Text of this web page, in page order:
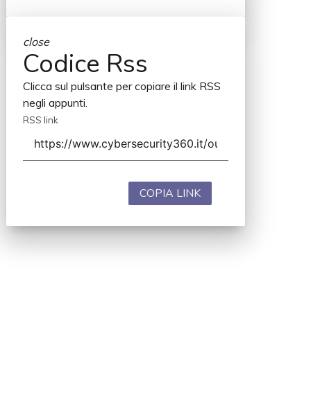
close
Codice Rss
Clicca sul pulsante per copiare il link RSS
negli appunti.
RSS link
COPIA LINK